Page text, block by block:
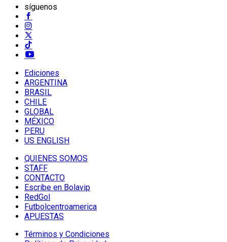
síguenos
Ediciones
ARGENTINA
BRASIL
CHILE
GLOBAL
MÉXICO
PERU
US ENGLISH
QUIENES SOMOS
STAFF
CONTACTO
Escribe en Bolavip
RedGol
Futbolcentroamerica
APUESTAS
Términos y Condiciones